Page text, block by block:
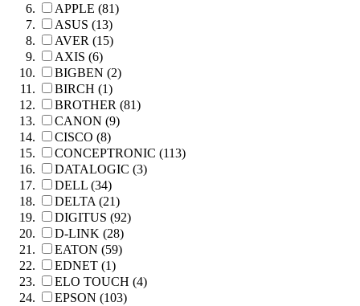
APPLE (81)
ASUS (13)
AVER (15)
AXIS (6)
BIGBEN (2)
BIRCH (1)
BROTHER (81)
CANON (9)
CISCO (8)
CONCEPTRONIC (113)
DATALOGIC (3)
DELL (34)
DELTA (21)
DIGITUS (92)
D-LINK (28)
EATON (59)
EDNET (1)
ELO TOUCH (4)
EPSON (103)